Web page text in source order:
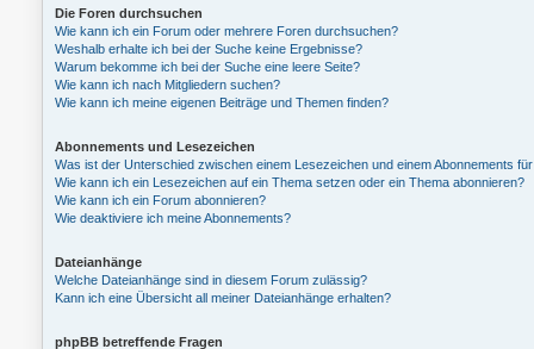
Die Foren durchsuchen
Wie kann ich ein Forum oder mehrere Foren durchsuchen?
Weshalb erhalte ich bei der Suche keine Ergebnisse?
Warum bekomme ich bei der Suche eine leere Seite?
Wie kann ich nach Mitgliedern suchen?
Wie kann ich meine eigenen Beiträge und Themen finden?
Abonnements und Lesezeichen
Was ist der Unterschied zwischen einem Lesezeichen und einem Abonnements
Wie kann ich ein Lesezeichen auf ein Thema setzen oder ein Thema abonnieren?
Wie kann ich ein Forum abonnieren?
Wie deaktiviere ich meine Abonnements?
Dateianhänge
Welche Dateianhänge sind in diesem Forum zulässig?
Kann ich eine Übersicht all meiner Dateianhänge erhalten?
phpBB betreffende Fragen